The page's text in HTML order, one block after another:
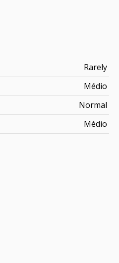
Rarely
Médio
Normal
Médio